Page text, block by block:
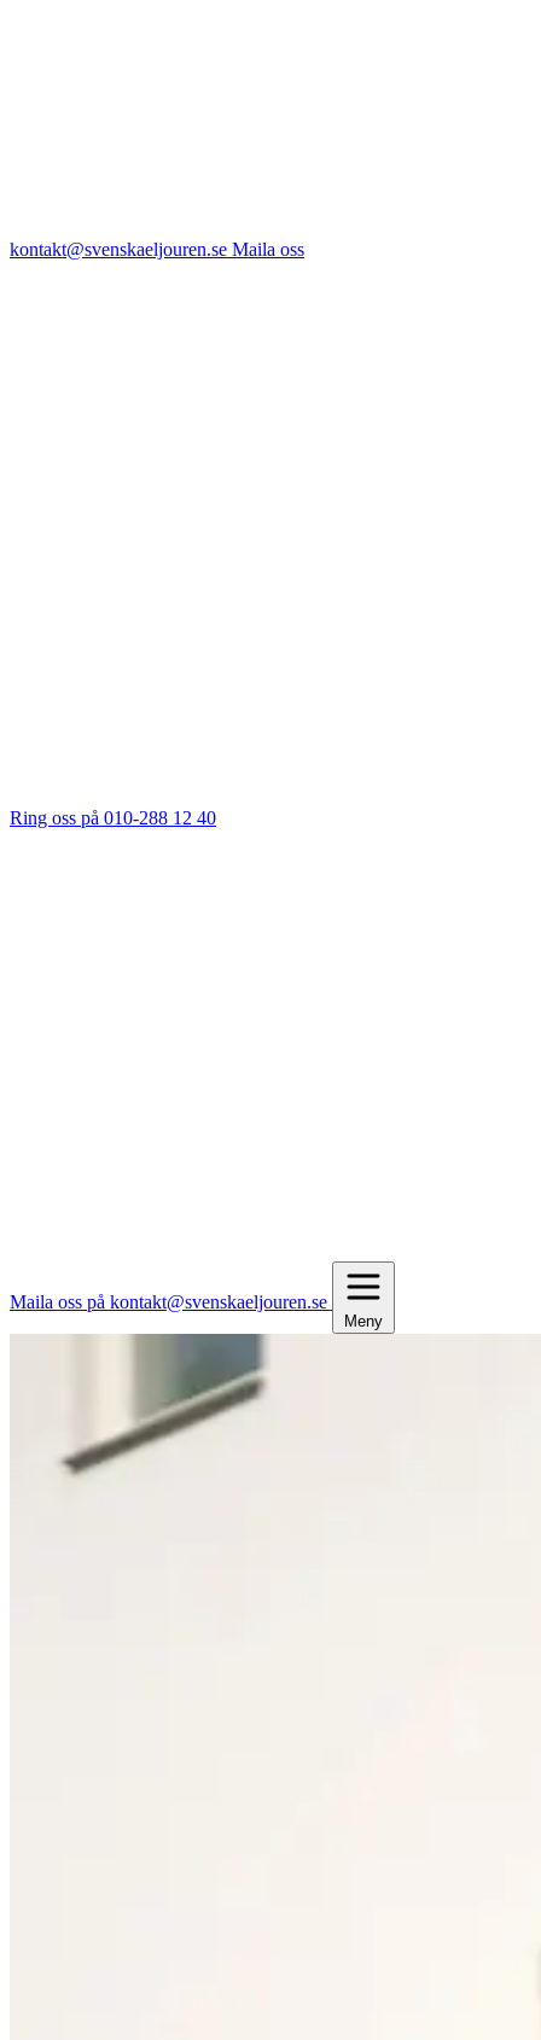
kontakt@svenskaeljouren.se Maila oss
Ring oss på 010-288 12 40
Maila oss på kontakt@svenskaeljouren.se
Meny